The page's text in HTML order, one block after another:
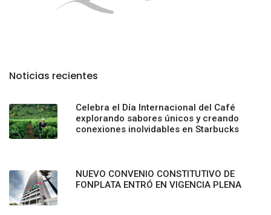
Noticias recientes
Celebra el Día Internacional del Café
explorando sabores únicos y creando
conexiones inolvidables en Starbucks
NUEVO CONVENIO CONSTITUTIVO DE
FONPLATA ENTRÓ EN VIGENCIA PLENA